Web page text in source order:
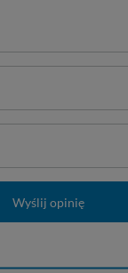
Wyślij opinię